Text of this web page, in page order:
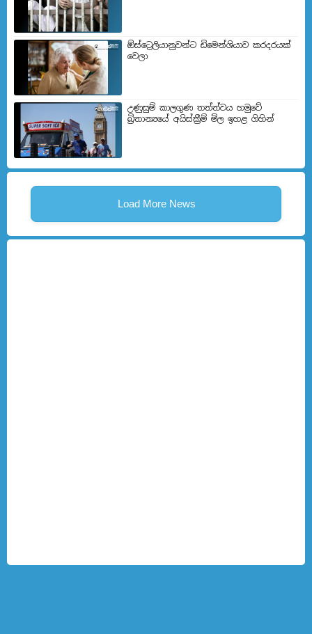
ඕස්ට්‍රෙලියානුවන්ට ඩිමෙන්ශියාව කරදරයක්
වෙලා
උණුසුම් කාලගුණ තත්ත්වය හමුවේ
බ්‍රිතාන්‍යයේ අයිස්ක්‍රීම් මිල ඉහළ ගිහින්
Load More News